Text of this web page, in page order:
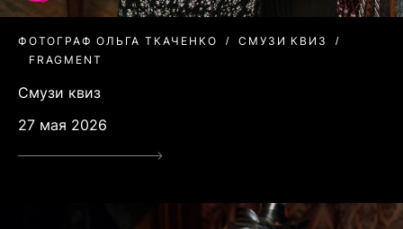
ФОТОГРАФ ОЛЬГА ТКАЧЕНКО
СМУЗИ КВИЗ
FRAGMENT
Смузи квиз
27 мая 2026